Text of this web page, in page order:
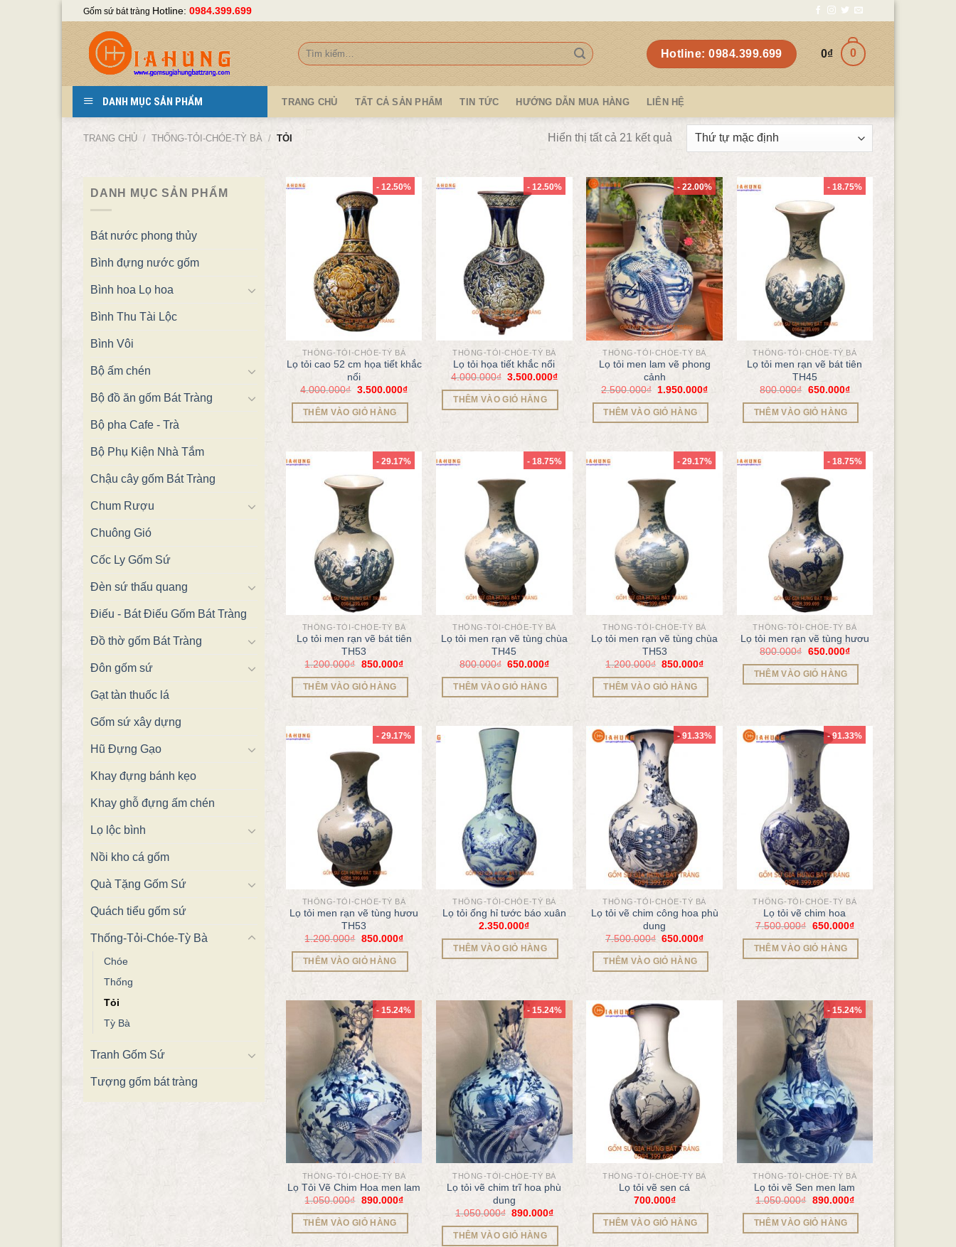
Skip
content
Gốm sứ bát tràng Hotline: 0984.399.699
Tìm
kiếm:
Hotline: 0984.399.699 0₫ 0
DANH MỤC SẢN PHẨM TRANG CHỦ TẤT CẢ SẢN PHẨM TIN TỨC HƯỚNG DẪN MUA HÀNG LIÊN HỆ
TRANG CHỦ / THỐNG-TỎI-CHÓE-TỲ BÀ / TỎI Hiển thị tất cả 21 kết quả
DANH MỤC SẢN PHẨM
Bát nước phong thủy
Bình đựng nước gốm
Bình hoa Lọ hoa
Bình Thu Tài Lộc
Bình Vôi
Bộ ấm chén
Bộ đồ ăn gốm Bát Tràng
Bộ pha Cafe - Trà
Bộ Phụ Kiện Nhà Tắm
Chậu cây gốm Bát Tràng
Chum Rượu
Chuông Gió
Cốc Ly Gốm Sứ
Đèn sứ thấu quang
Điếu - Bát Điếu Gốm Bát Tràng
Đồ thờ gốm Bát Tràng
Đôn gốm sứ
Gạt tàn thuốc lá
Gốm sứ xây dựng
Hũ Đựng Gạo
Khay đựng bánh kẹo
Khay ghỗ đựng ấm chén
Lọ lộc bình
Nồi kho cá gốm
Quà Tặng Gốm Sứ
Quách tiểu gốm sứ
Thống-Tỏi-Chóe-Tỳ Bà
Chóe
Thống
Tỏi
Tỳ Bà
Tranh Gốm Sứ
Tượng gốm bát tràng
- 12.50%
THỐNG-TỎI-CHÓE-TỲ BÀ
Lọ tỏi cao 52 cm họa tiết khắc
nổi
4.000.000₫ 3.500.000₫
THÊM VÀO GIỎ HÀNG
- 12.50%
THỐNG-TỎI-CHÓE-TỲ BÀ
Lọ tỏi họa tiết khắc nổi
4.000.000₫ 3.500.000₫
THÊM VÀO GIỎ HÀNG
- 22.00%
THỐNG-TỎI-CHÓE-TỲ BÀ
Lọ tỏi men lam vẽ phong
cảnh
2.500.000₫ 1.950.000₫
THÊM VÀO GIỎ HÀNG
- 18.75%
THỐNG-TỎI-CHÓE-TỲ BÀ
Lọ tỏi men rạn vẽ bát tiên
TH45
800.000₫ 650.000₫
THÊM VÀO GIỎ HÀNG
- 29.17%
THỐNG-TỎI-CHÓE-TỲ BÀ
Lọ tỏi men rạn vẽ bát tiên
TH53
1.200.000₫ 850.000₫
THÊM VÀO GIỎ HÀNG
- 18.75%
THỐNG-TỎI-CHÓE-TỲ BÀ
Lọ tỏi men rạn vẽ tùng chùa
TH45
800.000₫ 650.000₫
THÊM VÀO GIỎ HÀNG
- 29.17%
THỐNG-TỎI-CHÓE-TỲ BÀ
Lọ tỏi men rạn vẽ tùng chùa
TH53
1.200.000₫ 850.000₫
THÊM VÀO GIỎ HÀNG
- 18.75%
THỐNG-TỎI-CHÓE-TỲ BÀ
Lọ tỏi men rạn vẽ tùng hươu
800.000₫ 650.000₫
THÊM VÀO GIỎ HÀNG
- 29.17%
THỐNG-TỎI-CHÓE-TỲ BÀ
Lọ tỏi men rạn vẽ tùng hươu
TH53
1.200.000₫ 850.000₫
THÊM VÀO GIỎ HÀNG
THỐNG-TỎI-CHÓE-TỲ BÀ
Lọ tỏi ống hỉ tước báo xuân
2.350.000₫
THÊM VÀO GIỎ HÀNG
- 91.33%
THỐNG-TỎI-CHÓE-TỲ BÀ
Lọ tỏi vẽ chim công hoa phù
dung
7.500.000₫ 650.000₫
THÊM VÀO GIỎ HÀNG
- 91.33%
THỐNG-TỎI-CHÓE-TỲ BÀ
Lọ tỏi vẽ chim hoa
7.500.000₫ 650.000₫
THÊM VÀO GIỎ HÀNG
- 15.24%
THỐNG-TỎI-CHÓE-TỲ BÀ
Lọ Tỏi Vẽ Chim Hoa men lam
1.050.000₫ 890.000₫
THÊM VÀO GIỎ HÀNG
- 15.24%
THỐNG-TỎI-CHÓE-TỲ BÀ
Lọ tỏi vẽ chim trĩ hoa phù
dung
1.050.000₫ 890.000₫
THÊM VÀO GIỎ HÀNG
THỐNG-TỎI-CHÓE-TỲ BÀ
Lọ tỏi vẽ sen cá
700.000₫
THÊM VÀO GIỎ HÀNG
- 15.24%
THỐNG-TỎI-CHÓE-TỲ BÀ
Lọ tỏi vẽ Sen men lam
1.050.000₫ 890.000₫
THÊM VÀO GIỎ HÀNG